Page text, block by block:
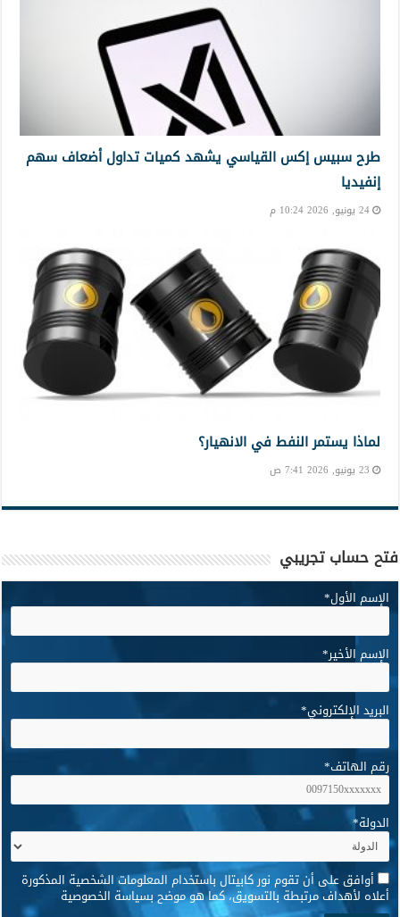
طرح سبيس إكس القياسي يشهد كميات تداول أضعاف سهم
إنفيديا
24 يونيو, 2026 10:24 م
لماذا يستمر النفط في الانهيار؟
23 يونيو, 2026 7:41 ص
فتح حساب تجريبي
الإسم الأول*
الإسم الأخير*
البريد الإلكتروني*
رقم الهاتف*
الدولة*
* أوافق على أن تقوم نور كابيتال باستخدام المعلومات الشخصية المذكورة
أعلاه لأهداف مرتبطة بالتسويق، كما هو موضح بسياسة الخصوصية